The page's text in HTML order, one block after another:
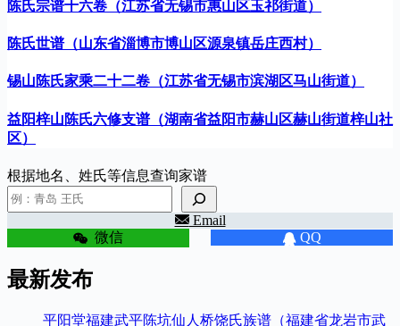
陈氏宗谱十六卷（江苏省无锡市惠山区玉祁街道）
陈氏世谱（山东省淄博市博山区源泉镇岳庄西村）
锡山陈氏家乘二十二卷（江苏省无锡市滨湖区马山街道）
益阳梓山陈氏六修支谱（湖南省益阳市赫山区赫山街道梓山社
区）
根据地名、姓氏等信息查询家谱
Email
微信 QQ
最新发布
平阳堂福建武平陈坑仙人桥饶氏族谱（福建省龙岩市武